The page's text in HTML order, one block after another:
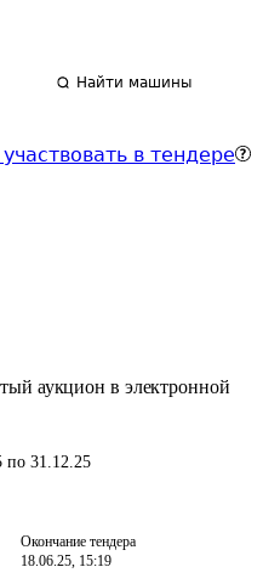
Найти машины
в тендере
аукцион в электронной
по 31.12.25
Окончание тендера
18.06.25, 15:19